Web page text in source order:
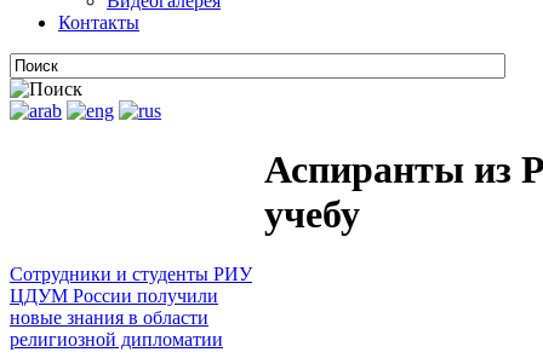
Контакты
Аспиранты из
учебу
Сотрудники и студенты РИУ
ЦДУМ России получили
новые знания в области
религиозной дипломатии